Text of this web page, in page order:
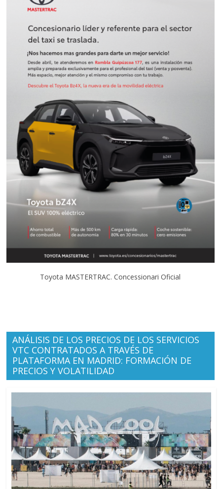
Toyota MASTERTRAC. Concessionari Oficial
ANÁLISIS DE LOS PRECIOS DE LOS SERVICIOS
VTC CONTRATADOS A TRAVÉS DE
PLATAFORMA EN MADRID: FORMACIÓN DE
PRECIOS Y VOLATILIDAD